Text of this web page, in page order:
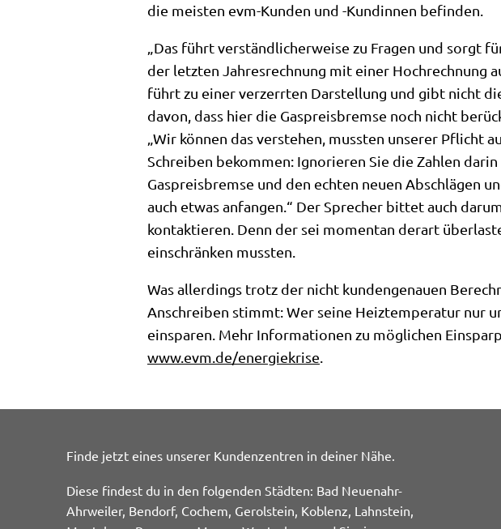
die meisten evm-Kunden und -Kundinnen befinden.
„Das führt verständlicherweise zu Fragen und sorgt
der letzten Jahresrechnung mit einer Hochrechnung
führt zu einer verzerrten Darstellung und gibt nicht
davon, dass hier die Gaspreisbremse noch nicht
„Wir können das verstehen, mussten unserer Pflicht
Schreiben bekommen: Ignorieren Sie die Zahlen
Gaspreisbremse und den echten neuen Abschlägen
auch etwas anfangen.“ Der Sprecher bittet auch
kontaktieren. Denn der sei momentan derart
einschränken mussten.
Was allerdings trotz der nicht kundengenauen
Anschreiben stimmt: Wer seine Heiztemperatur nur
einsparen. Mehr Informationen zu möglichen
www.evm.de/energiekrise
Finde jetzt eines unserer Kundenzentren in deiner Nähe.
Diese findest du in den folgenden Städten: Bad Neuenahr-
Ahrweiler, Bendorf, Cochem, Gerolstein, Koblenz, Lahnstein,